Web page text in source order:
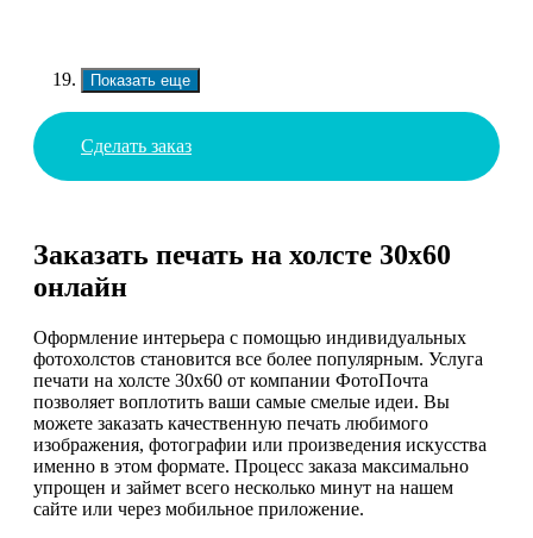
Показать еще
Сделать заказ
Заказать печать на холсте 30х60
онлайн
Оформление интерьера с помощью индивидуальных
фотохолстов становится все более популярным. Услуга
печати на холсте 30х60 от компании ФотоПочта
позволяет воплотить ваши самые смелые идеи. Вы
можете заказать качественную печать любимого
изображения, фотографии или произведения искусства
именно в этом формате. Процесс заказа максимально
упрощен и займет всего несколько минут на нашем
сайте или через мобильное приложение.